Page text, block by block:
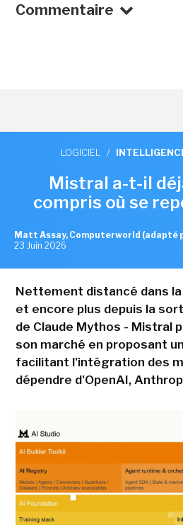
Commentaire
LOGICIEL /
Mistral a-t-il
compris où se
Matt Assay, Computerworld (adapté
23 Juin 2026
Nettement distancé dans la
et encore plus depuis la
de Claude Mythos - Mistral
son marché en proposant
facilitant l'intégration des
dépendre d'OpenAI,